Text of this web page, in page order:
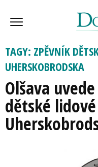
TAGY: ZPĚVNÍK
UHERSKOBRODSKA
Olšava
dětské